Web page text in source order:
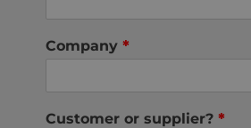
Company *
Customer or supplier? *